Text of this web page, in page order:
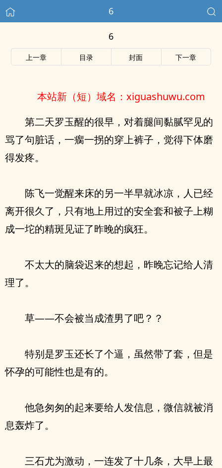
6
6
上一章 目录 封面 下一章
本站新（短）域名：xiguashuwu.com
第二天罗玉醒的很早，对着腿间黏腻罕见的
骂了句脏话，一瘸一拐的穿上裤子，觉得下体磨
得发疼。
陈飞一觉醒来床的另一半早就冰凉，人已经
离开很久了，只有地上用过的安全套和被子上糊
成一坨的精斑见证了昨晚的疯狂。
不太大的脑袋迟来的想起，昨晚忘记给人清
理了。
草——不会被当成渣男了吧？？
特别是罗玉还长了个逼，虽然带了套，但是
怀孕的可能性也是有的。
他急匆匆的起来要给人发信息，微信就被消
息轰炸了。
三石尤为激动，一连发了十几条，大早上最